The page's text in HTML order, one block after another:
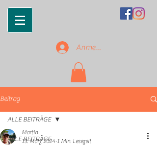
Anmelden
Beitrag
ALLE BEITRÄGE
ALLE BEITRÄGE
Martin
13. März 2024 1 Min. Lesezeit